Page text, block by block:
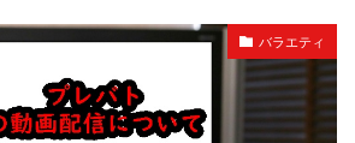
バラエティ